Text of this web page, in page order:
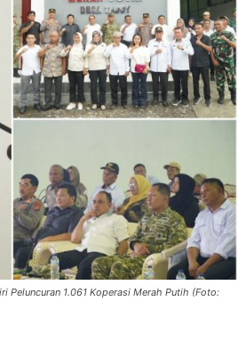
Peluncuran 1.061 Koperasi Merah Putih (Foto: